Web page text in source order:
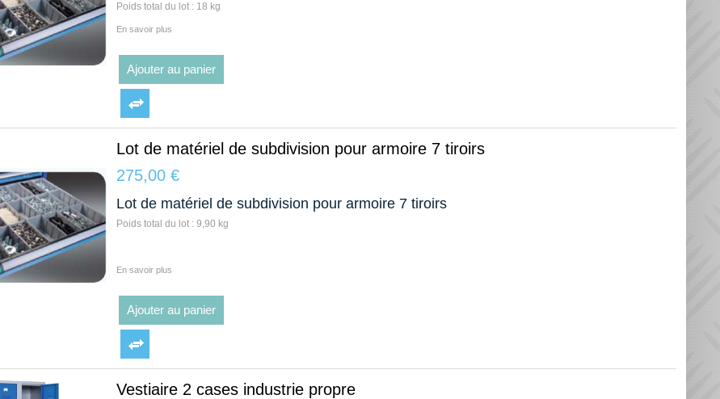
Poids total du lot : 18 kg
En savoir plus
Ajouter au panier
Lot de matériel de subdivision pour armoire 7 tiroirs
275,00 €
Lot de matériel de subdivision pour armoire 7 tiroirs
Poids total du lot : 9,90 kg
En savoir plus
Ajouter au panier
Vestiaire 2 cases industrie propre